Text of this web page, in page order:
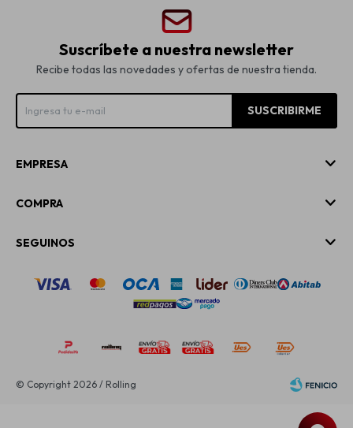
Suscríbete a nuestra newsletter
Recibe todas las novedades y ofertas de nuestra tienda.
SUSCRIBIRME
EMPRESA
COMPRA
SEGUINOS
© Copyright 2026 / Rolling